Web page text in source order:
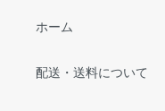
ホーム
配送・送料について